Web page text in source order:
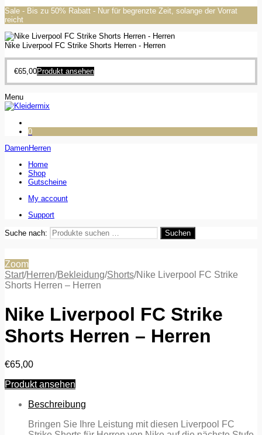
Sale - Bis zu 50% Rabatt - Nur für begrenzte Zeit, solange der Vorrat
reicht
Nike Liverpool FC Strike Shorts Herren - Herren
€65,00Produkt ansehen
Menu
0
DamenHerren
Home
Shop
Gutscheine
My account
Support
Suche nach: Suchen
Zoom
Start/Herren/Bekleidung/Shorts/Nike Liverpool FC Strike
Shorts Herren – Herren
Nike Liverpool FC Strike
Shorts Herren – Herren
€65,00
Produkt ansehen
Beschreibung
Bringen Sie Ihre Leistung mit diesen Liverpool FC